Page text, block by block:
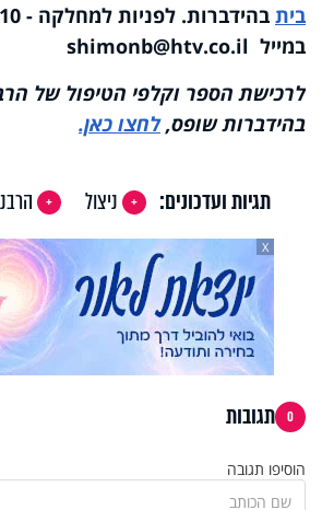
בית בהידברות. לפניות למחלקה - 073-222-1310
במייל
לרכישת הספר וקלפי הטיפול של
בהידברות שופס,לחצו כאן.
תגיות ועדכונים: ניצול
X
0 תגובות
הוסיפו תגובה